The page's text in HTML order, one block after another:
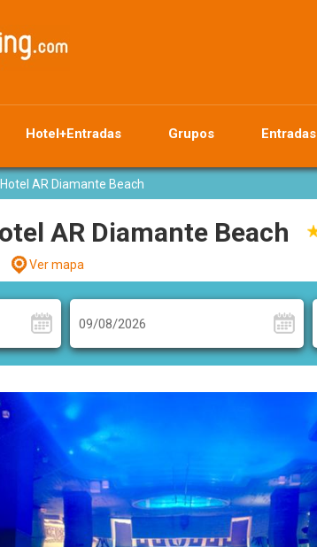
Hotel+Entradas Grupos Entradas
AR Diamante Beach
AR Diamante Beach
Ver mapa